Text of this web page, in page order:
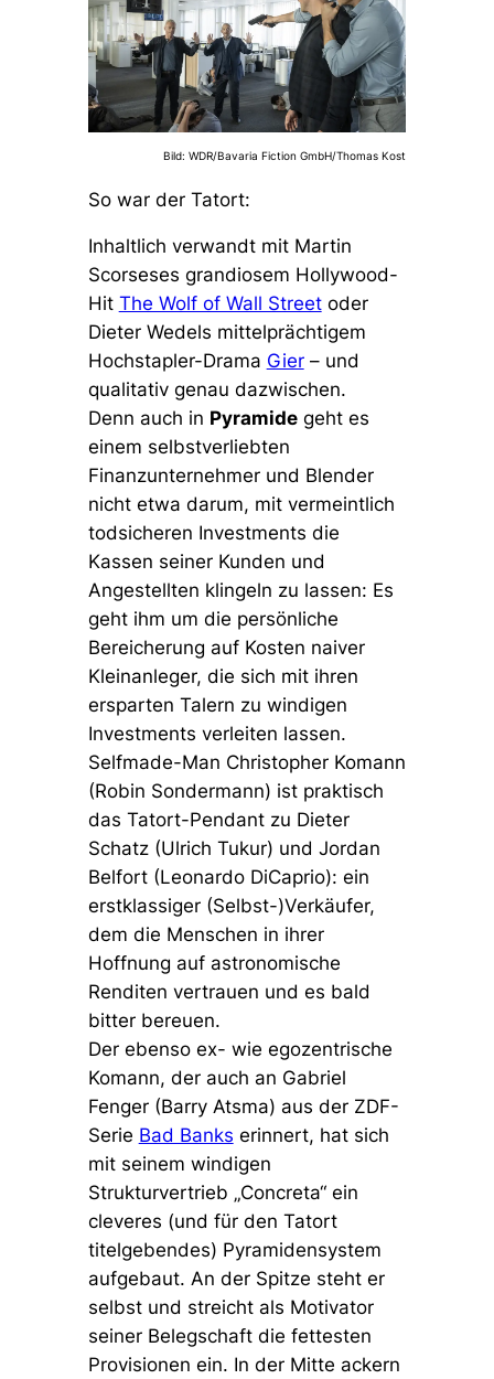
Bild: WDR/Bavaria Fiction GmbH/Thomas Kost
So war der Tatort:
Inhaltlich verwandt mit Martin
Scorseses grandiosem Hollywood-
Hit The Wolf of Wall Streetoder
Dieter Wedels mittelprächtigem
Hochstapler-Drama Gier– und
qualitativ genau dazwischen.
Denn auch in Pyramidegeht es
einem selbstverliebten
Finanzunternehmer und Blender
nicht etwa darum, mit vermeintlich
todsicheren Investments die
Kassen seiner Kunden und
Angestellten klingeln zu lassen: Es
geht ihm um die persönliche
Bereicherung auf Kosten naiver
Kleinanleger, die sich mit ihren
ersparten Talern zu windigen
Investments verleiten lassen.
Selfmade-Man Christopher Komann
(Robin Sondermann) ist praktisch
das Tatort-Pendant zu Dieter
Schatz (Ulrich Tukur) und Jordan
Belfort (Leonardo DiCaprio): ein
erstklassiger (Selbst-)Verkäufer,
dem die Menschen in ihrer
Hoffnung auf astronomische
Renditen vertrauen und es bald
bitter bereuen.
Der ebenso ex- wie egozentrische
Komann, der auch an Gabriel
Fenger (Barry Atsma) aus der ZDF-
Serie Bad Banks erinnert, hat sich
mit seinem windigen
Strukturvertrieb „Concreta“ ein
cleveres (und für den Tatort
titelgebendes) Pyramidensystem
aufgebaut. An der Spitze steht er
selbst und streicht als Motivator
seiner Belegschaft die fettesten
Provisionen ein. In der Mitte ackern